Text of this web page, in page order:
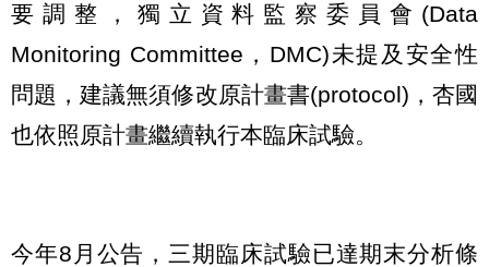
要調整，獨立資料監察委員會(Data
Monitoring Committee，DMC)未提及安全性
問題，建議無須修改原計畫書(protocol)，杏國
也依照原計畫繼續執行本臨床試驗。
今年8月公告，三期臨床試驗已達期末分析條